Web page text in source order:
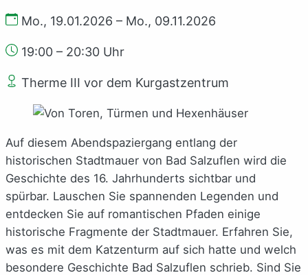
Mo., 19.01.2026 – Mo., 09.11.2026
19:00 – 20:30 Uhr
Therme III vor dem Kurgastzentrum
Auf diesem Abendspaziergang entlang der
historischen Stadtmauer von Bad Salzuflen wird die
Geschichte des 16. Jahrhunderts sichtbar und
spürbar. Lauschen Sie spannenden Legenden und
entdecken Sie auf romantischen Pfaden einige
historische Fragmente der Stadtmauer. Erfahren Sie,
was es mit dem Katzenturm auf sich hatte und welch
besondere Geschichte Bad Salzuflen schrieb. Sind Sie